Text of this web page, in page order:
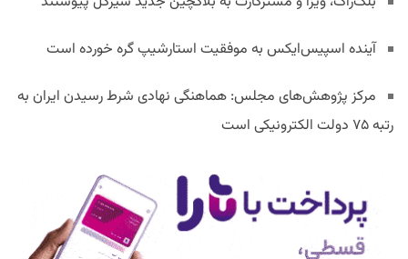
آینده اسپیس‌ایکس به موفقیت استارشیپ گره خورده است
مرکز پژوهش‌های مجلس: هماهنگی نهادی شرط رسیدن ایران به
رتبه ۷۵ دولت الکترونیکی است